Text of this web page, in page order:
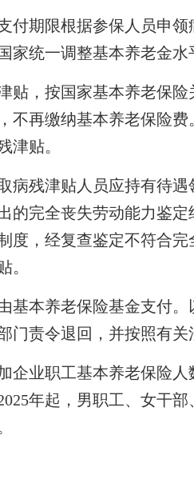
期限根据参保人员申领
家统一调整基本养老金水
，按国家基本养老保险
不再缴纳基本养老保险
津贴。
残津贴人员应持有待遇
的完全丧失劳动能力鉴
度，经复查鉴定不符合
。
本养老保险基金支付。
门责令退回，并按照有关
业职工基本养老保险人
年起，男职工、女干